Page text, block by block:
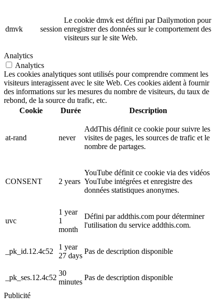
dmvk session
Le cookie dmvk est défini par Dailymotion pour
enregistrer des données sur le comportement des
visiteurs sur le site Web.
Analytics
Analytics
Les cookies analytiques sont utilisés pour comprendre comment les
visiteurs interagissent avec le site Web. Ces cookies aident à fournir
des informations sur les mesures du nombre de visiteurs, du taux de
rebond, de la source du trafic, etc.
Cookie
Durée Description
at-rand never
AddThis définit ce cookie pour suivre les
visites de pages, les sources de trafic et le
nombre de partages.
CONSENT 2 years
YouTube définit ce cookie via des vidéos
YouTube intégrées et enregistre des
données statistiques anonymes.
uvc
1 year
1
month
Défini par addthis.com pour déterminer
l'utilisation du service addthis.com.
_pk_id.12.4c52
1 year
27 days
Pas de description disponible
_pk_ses.12.4c52
30
minutes
Pas de description disponible
Publicité